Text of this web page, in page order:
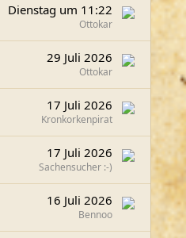
Dienstag um 11:22
Ottokar
29 Juli 2026
Ottokar
17 Juli 2026
Kronkorkenpirat
17 Juli 2026
Sachensucher :-)
16 Juli 2026
Bennoo